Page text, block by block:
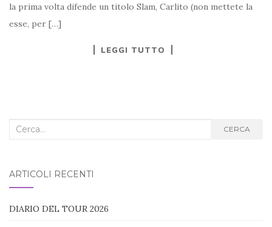
la prima volta difende un titolo Slam, Carlito (non mettete la
esse, per […]
LEGGI TUTTO
Cerca
CERCA
ARTICOLI RECENTI
DIARIO DEL TOUR 2026